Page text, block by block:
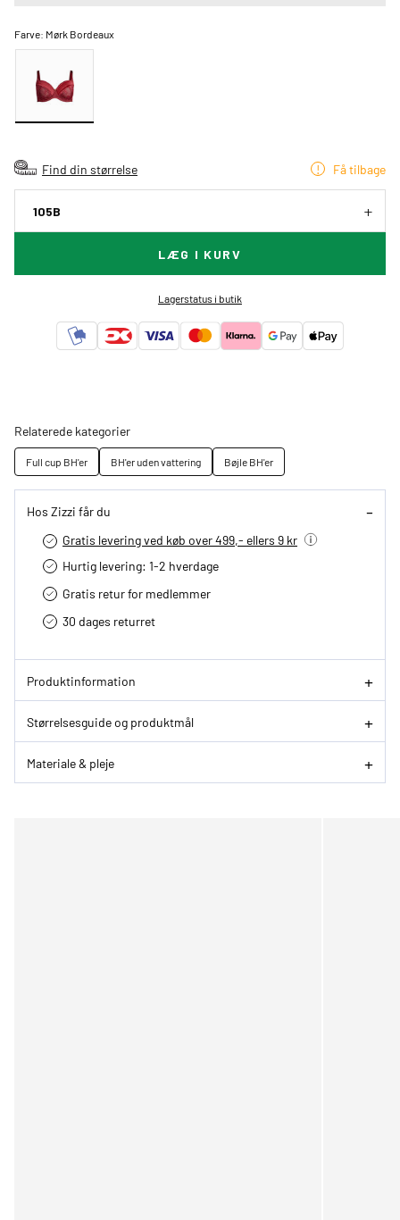
Farve: Mørk Bordeaux
Find din størrelse Få tilbage
105B
LÆG I KURV
Lagerstatus i butik
Relaterede kategorier
Full cup BH'er BH'er uden vattering Bøjle BH'er
Hos Zizzi får du
Gratis levering ved køb over 499,- ellers 9 kr
Hurtig levering­: 1-2 hverdage
Gratis retur for medlemmer
30 dages returret
Produktinformation
Størrelsesguide og produktmål
Materiale & pleje